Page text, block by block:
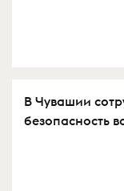
В Чувашии
безопасность